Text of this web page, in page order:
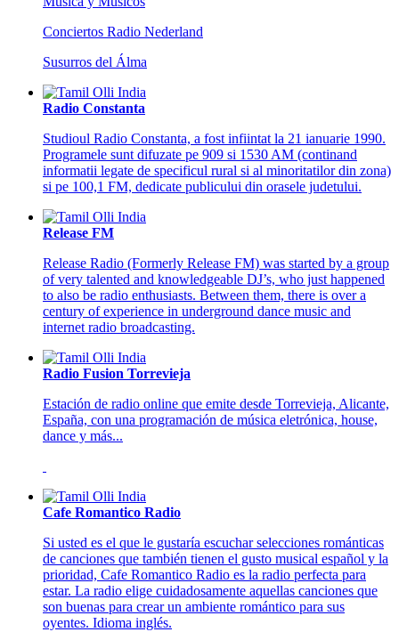
Conciertos Radio Nederland
Susurros del Álma
Radio Constanta
Studioul Radio Constanta, a fost infiintat la 21 ianuarie 1990.
Programele sunt difuzate pe 909 si 1530 AM (continand
informatii legate de specificul rural si al minoritatilor din zona)
si pe 100,1 FM, dedicate publicului din orasele judetului.
Release FM
Release Radio (Formerly Release FM) was started by a group
of very talented and knowledgeable DJ’s, who just happened
to also be radio enthusiasts. Between them, there is over a
century of experience in underground dance music and
internet radio broadcasting.
Radio Fusion Torrevieja
Estación de radio online que emite desde Torrevieja, Alicante,
España, con una programación de música eletrónica, house,
dance y más...
Cafe Romantico Radio
Si usted es el que le gustaría escuchar selecciones románticas
de canciones que también tienen el gusto musical español y la
prioridad, Cafe Romantico Radio es la radio perfecta para
estar. La radio elige cuidadosamente aquellas canciones que
son buenas para crear un ambiente romántico para sus
oyentes. Idioma inglés.